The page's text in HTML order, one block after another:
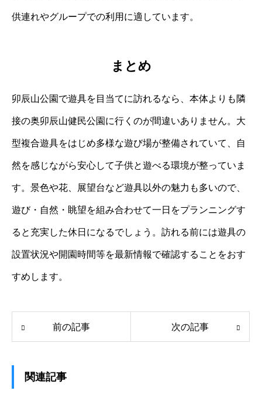
供連れやグループでの利用に適しています。
まとめ
卯辰山公園で遊具を目当てに訪れるなら、本体よりも隣
接の奥卯辰山健民公園に行くのが間違いありません。大
型複合遊具をはじめ多様な遊び場が整備されていて、自
然を感じながら安心して子供と遊べる環境が整っていま
す。景色や花、展望台など遊具以外の魅力も多いので、
遊び・自然・眺望を組み合わせて一日をプランニングす
ると充実した休日になるでしょう。訪れる前には遊具の
設置状況や開園時間等を最新情報で確認することをおす
すめします。
前の記事 次の記事
関連記事